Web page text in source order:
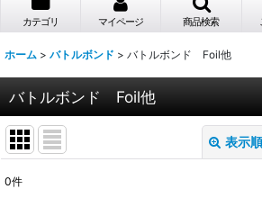
カテゴリ マイページ 商品検索
ホーム > バトルボンド > バトルボンド Foil他
バトルボンド Foil他
表示
0件